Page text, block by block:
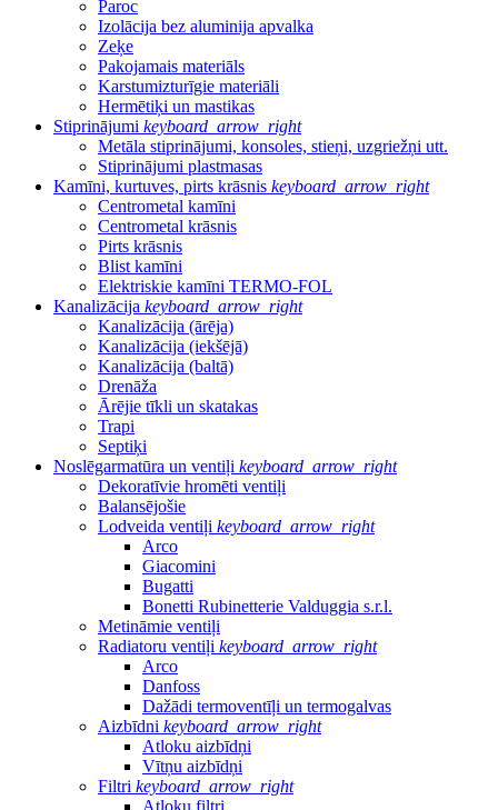
Paroc
Izolācija bez aluminija apvalka
Zeķe
Pakojamais materiāls
Karstumizturīgie materiāli
Hermētiķi un mastikas
Stiprinājumi keyboard_arrow_right
Metāla stiprinājumi, konsoles, stieņi, uzgriežņi utt.
Stiprinājumi plastmasas
Kamīni, kurtuves, pirts krāsnis keyboard_arrow_right
Centrometal kamīni
Centrometal krāsnis
Pirts krāsnis
Blist kamīni
Elektriskie kamīni TERMO-FOL
Kanalizācija keyboard_arrow_right
Kanalizācija (ārēja)
Kanalizācija (iekšējā)
Kanalizācija (baltā)
Drenāža
Ārējie tīkli un skatakas
Trapi
Septiķi
Noslēgarmatūra un ventiļi keyboard_arrow_right
Dekoratīvie hromēti ventiļi
Balansējošie
Lodveida ventiļi keyboard_arrow_right
Arco
Giacomini
Bugatti
Bonetti Rubinetterie Valduggia s.r.l.
Metināmie ventiļi
Radiatoru ventiļi keyboard_arrow_right
Arco
Danfoss
Dažādi termoventīļi un termogalvas
Aizbīdni keyboard_arrow_right
Atloku aizbīdņi
Vītņu aizbīdņi
Filtri keyboard_arrow_right
Atloku filtri